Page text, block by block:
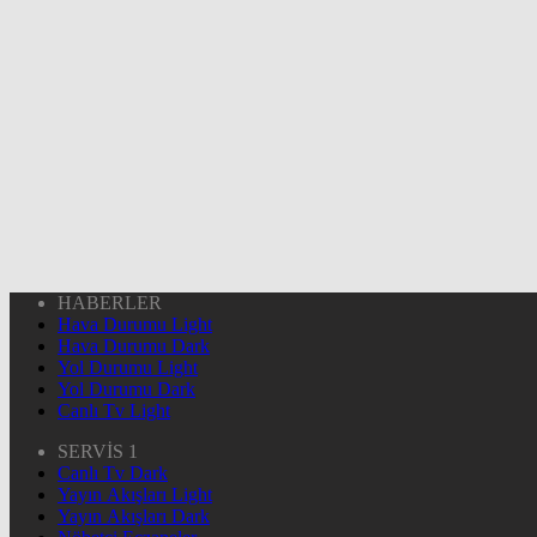
HABERLER
Hava Durumu Light
Hava Durumu Dark
Yol Durumu Light
Yol Durumu Dark
Canlı Tv Light
SERVİS 1
Canlı Tv Dark
Yayın Akışları Light
Yayın Akışları Dark